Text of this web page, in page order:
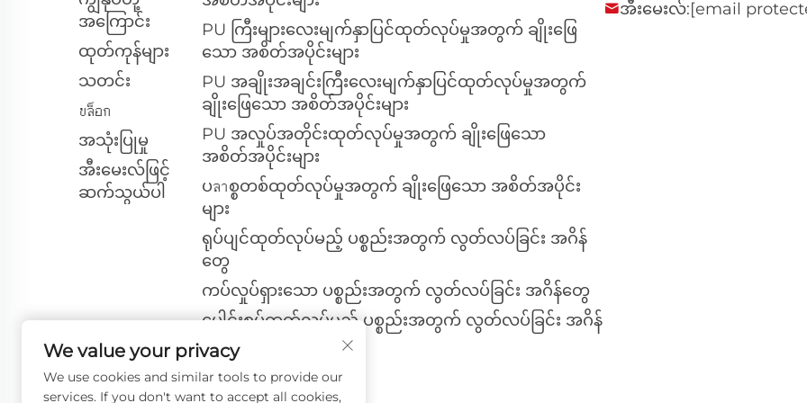
အကြောင်း
ထုတ်ကုန်များ
သတင်း
บล็อก
အသုံးပြုမှု
အီးမေးလ်ဖြင့်
ဆက်သွယ်ပါ
PU ကြီးများလေးမျက်နှာပြင်ထုတ်လုပ်မှုအတွက် ချိုးဖြေ
သော အစိတ်အပိုင်းများ
PU အချိုးအချင်းကြီးလေးမျက်နှာပြင်ထုတ်လုပ်မှုအတွက်
ချိုးဖြေသော အစိတ်အပိုင်းများ
PU အလှုပ်အတိုင်းထုတ်လုပ်မှုအတွက် ချိုးဖြေသော
အစိတ်အပိုင်းများ
ပลาစ္စတစ်ထုတ်လုပ်မှုအတွက် ချိုးဖြေသော အစိတ်အပိုင်း
များ
ရုပ်ပျင်ထုတ်လုပ်မည့် ပစ္စည်းအတွက် လွတ်လပ်ခြင်း အဂိန်
တွေ
ကပ်လှုပ်ရှားသော ပစ္စည်းအတွက် လွတ်လပ်ခြင်း အဂိန်တွေ
ပေါင်းစပ်ထုတ်လုပ်မည့် ပစ္စည်းအတွက် လွတ်လပ်ခြင်း အဂိန်
တွေ
ရောင်ပိုင်း ပိုက်ဆံများ
အီးမေးလ်:[email
We value your privacy
We use cookies and similar tools to provide our
services. If you don't want to accept all cookies,